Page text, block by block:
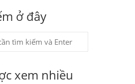
ở đây
xem nhiều